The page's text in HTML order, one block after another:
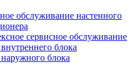
обслуживание настенного
сервисное обслуживание
блока
блока